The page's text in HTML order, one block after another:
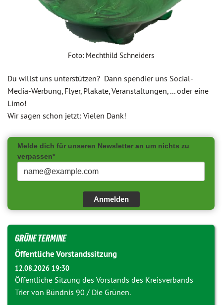
Foto: Mechthild Schneiders
Du willst uns unterstützen? Dann spendier uns Social-
Media-Werbung, Flyer, Plakate, Veranstaltungen, ... oder eine
Limo!
Wir sagen schon jetzt: Vielen Dank!
Melde dich für unseren Newsletter an um nichts zu
verpassen*
Anmelden
GRÜNE TERMINE
Öffentliche Vorstandssitzung
12.08.2026 19:30
Öffentliche Sitzung des Vorstands des Kreisverbands
Trier von Bündnis 90 / Die Grünen.